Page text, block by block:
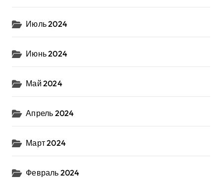
Июль 2024
Июнь 2024
Май 2024
Апрель 2024
Март 2024
Февраль 2024